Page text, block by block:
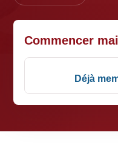
Commencer
Déjà